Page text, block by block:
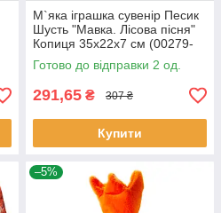
М`яка іграшка сувенір Песик
Шусть "Мавка. Лісова пісня"
Копиця 35x22x7 см (00279-
69)
Готово до відправки 2 од.
291,65 ₴ 307 ₴
Купити
–5%